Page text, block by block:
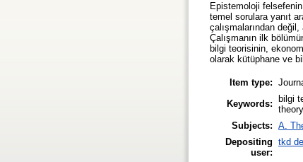
Epistemoloji felsefenin
temel sorulara yanıt
çalışmalarından
Çalışmanın ilk
bilgi teorisinin,
olarak kütüphane ve
Item type:
Keywords:
bilgi
Subjects: A.
Depositing
user:
tkd